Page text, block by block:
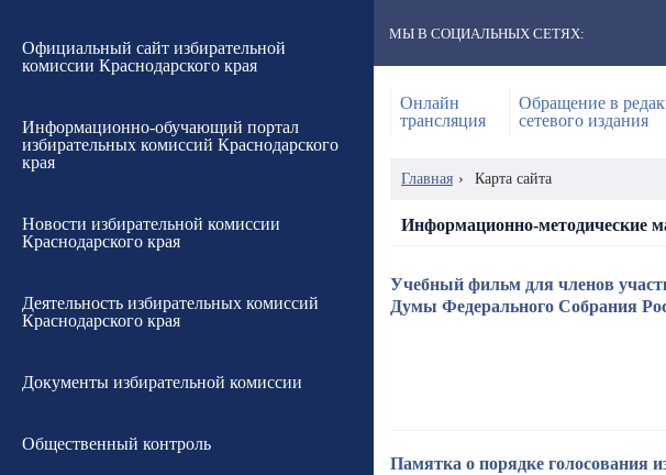
Официальный сайт избирательной
комиссии Краснодарского края
Информационно-обучающий портал
избирательных комиссий Краснодарского
края
Новости избирательной комиссии
Краснодарского края
Деятельность избирательных комиссий
Краснодарского края
Документы избирательной комиссии
Общественный контроль
МЫ В СОЦИАЛЬНЫХ СЕТЯХ:
Онлайн
трансляция
Обращение в
сетевого издания
Главная › Карта сайта
Информационно-методические
Учебный фильм для членов
Думы Федерального Собрания
Памятка о порядке голосования